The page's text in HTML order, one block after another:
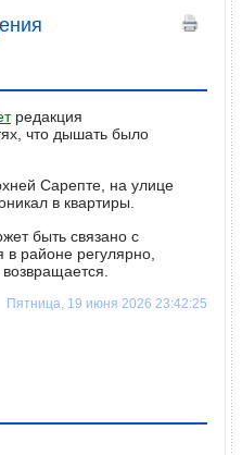
редакция
что дышать было
Сарепте, на улице
в квартиры.
быть связано с
районе регулярно,
Пятница, 19 июня 2026 23:42:25